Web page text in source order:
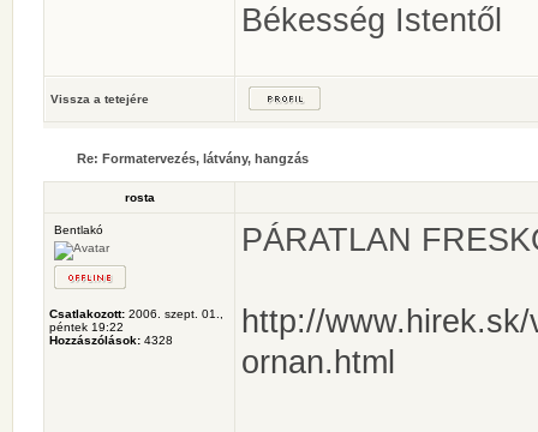
Békesség Istentől
Vissza a tetejére
Re: Formatervezés, látvány, hangzás
rosta
Bentlakó
Csatlakozott: 2006. szept. 01.,
péntek 19:22
Hozzászólások: 4328
PÁRATLAN
http://
ornan.html